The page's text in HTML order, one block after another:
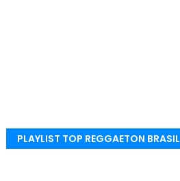
PLAYLIST TOP REGGAETON BRASIL